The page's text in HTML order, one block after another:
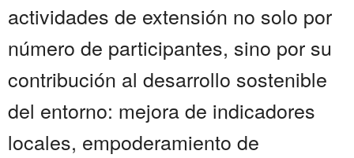
actividades de extensión no solo por
número de participantes, sino por su
contribución al desarrollo sostenible
del entorno: mejora de indicadores
locales, empoderamiento de